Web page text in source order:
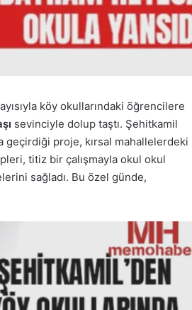
köy okullarındaki öğrencilere
sevinciyle dolup taştı. Şehitkamil
geçirdiği proje, kırsal mahallelerdeki
titiz bir çalışmayla okul okul
sağladı. Bu özel günde,